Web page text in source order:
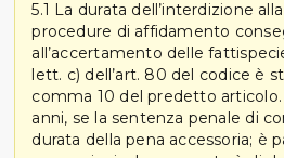
5.1 La durata dell’interdizione
procedure di affidamento
all’accertamento delle
lett. c) dell’art. 80 del codice è
comma 10 del predetto articolo.
anni, se la sentenza penale di
durata della pena accessoria; è